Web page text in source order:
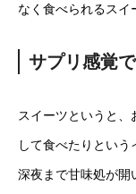
なく食べられるスイ
サプリ感覚
スイーツというと、
して食べたりという
深夜まで甘味処が開